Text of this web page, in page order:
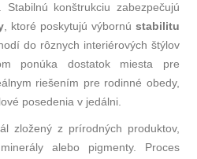
. Stabilnú konštrukciu zabezpečujú
, ktoré poskytujú výbornú stabilitu
do rôznych interiérových štýlov
ponúka dostatok miesta pre
riešením pre rodinné obedy,
posedenia v jedálni.
zložený z prírodných produktov,
alebo pigmenty. Proces